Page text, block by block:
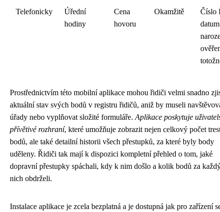
Telefonicky
Úřední
hodiny
Cena
hovoru
Okamžitě
Číslo
datum
Prostřednictvím této mobilní aplikace mohou řidiči velmi snadno
aktuální stav svých bodů v registru řidičů, aniž by museli
úřady nebo vyplňovat složité formuláře. Aplikace poskytuje
přívětivé rozhraní, které umožňuje zobrazit nejen celkový počet
bodů, ale také detailní historii všech přestupků, za které byly body
uděleny. Řidiči tak mají k dispozici kompletní přehled o tom, jaké
dopravní přestupky spáchali, kdy k nim došlo a kolik bodů za
nich obdrželi.
Instalace aplikace je zcela bezplatná a je dostupná jak pro zařízení